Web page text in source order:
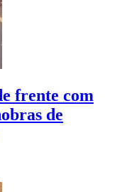
frente com
de